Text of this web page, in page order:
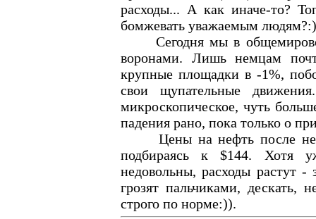
расходы... А как иначе-то?
бомжевать уважаемым
Сегодня мы в общемировой
воронами. Лишь немцам
крупные площадки в -1%,
свои щупательные
микроскопическое, чуть
падения рано, пока только о
Цены на нефть после
подбираясь к $144. Хотя
недовольны, расходы растут -
грозят пальчиками,
строго по норме:)).